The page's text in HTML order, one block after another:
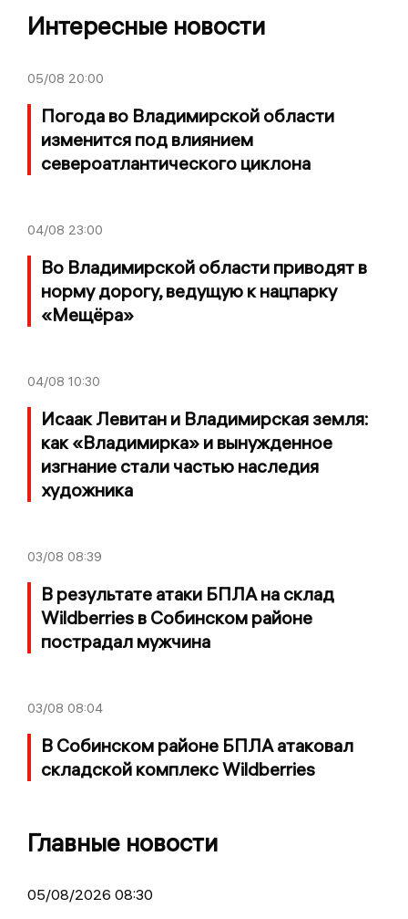
Интересные новости
05/08 20:00
Погода во Владимирской области
изменится под влиянием
североатлантического циклона
04/08 23:00
Во Владимирской области приводят в
норму дорогу, ведущую к нацпарку
«Мещёра»
04/08 10:30
Исаак Левитан и Владимирская земля:
как «Владимирка» и вынужденное
изгнание стали частью наследия
художника
03/08 08:39
В результате атаки БПЛА на склад
Wildberries в Собинском районе
пострадал мужчина
03/08 08:04
В Собинском районе БПЛА атаковал
складской комплекс Wildberries
Главные новости
05/08/2026 08:30